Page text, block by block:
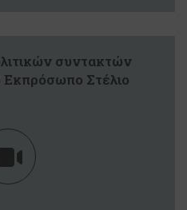
συντακτών
Στέλιο